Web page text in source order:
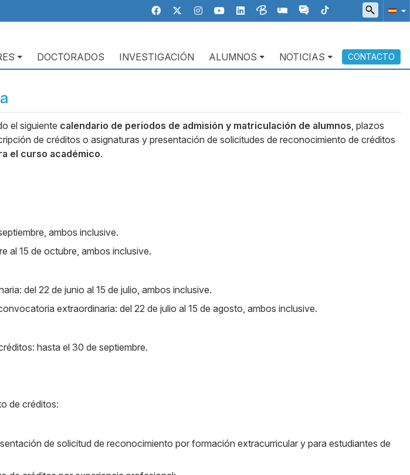
DOCTORADOS INVESTIGACIÓN ALUMNOS NOTICIAS CONTACTO
el siguiente calendario de periodos de admisión y matriculación de alumnos, plazos
de créditos o asignaturas y presentación de solicitudes de reconocimiento de créditos
el curso académico.
ambos inclusive.
al 15 de octubre, ambos inclusive.
del 22 de junio al 15 de julio, ambos inclusive.
extraordinaria: del 22 de julio al 15 de agosto, ambos inclusive.
hasta el 30 de septiembre.
de créditos:
de solicitud de reconocimiento por formación extracurricular y para estudiantes de